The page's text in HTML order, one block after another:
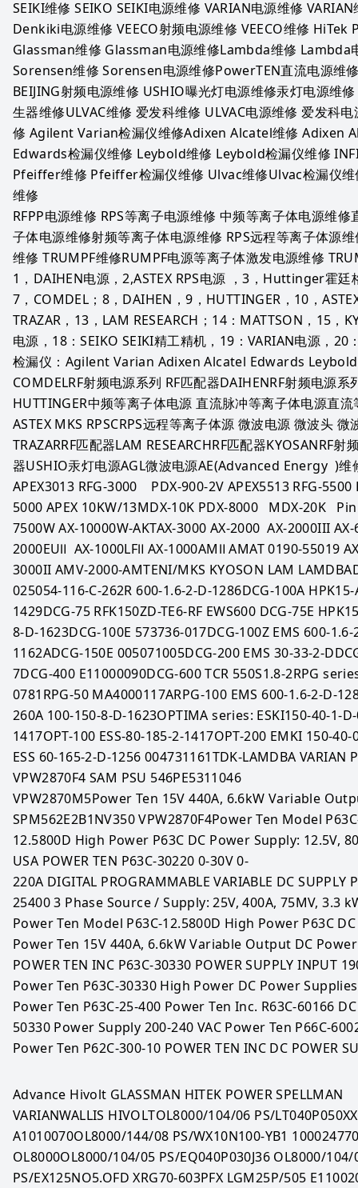
SEIKI维修 SEIKO SEIKI电源维修 VARIAN电源维修
Denkiki电源维修 VEECO射频电源维修 VEECO维修
Glassman维修 Glassman电源维修Lambda维修
Sorensen维修 Sorensen电源维修PowerTEN直流电源维
BEIJING射频电源维修 USHIO曝光灯电源维修汞灯电源维
生器维修ULVAC维修 爱发科维修 ULVAC电源维修 爱发科
修 Agilent Varian检漏仪维修Adixen Alcatel维修 Adixen
Edwards检漏仪维修 Leybold维修 Leybold检漏仪维修
Pfeiffer维修 Pfeiffer检漏仪维修 Ulvac维修Ulvac检漏仪
维修
RFPP电源维修 RPS等离子电源维修 中频等离子体电源维
子体电源维修射频等离子体电源维修 RPS远程等离子体源
维修 TRUMPF维修RUMPF电源等离子体激发电源维修
1，DAIHEN电源，2,ASTEX RPS电源 ，3，Huttinger霍
7，COMDEL；8，DAIHEN，9，HUTTINGER，10，
TRAZAR，13，LAM RESEARCH；14：MATTSON，15，
电源，18：SEIKO SEIKI精工精机，19：VARIAN电源，
检漏仪：Agilent Varian Adixen Alcatel Edwards
COMDELRF射频电源系列 RF匹配器DAIHENRF射频电源
HUTTINGER中频等离子体电源 直流脉冲等离子体电源直
ASTEX MKS RPSCRPS远程等离子体源 微波电源 微波头 微
TRAZARRF匹配器LAM RESEARCHRF匹配器KYOSANRF
器USHIO汞灯电源AGL微波电源AE(Advanced Energy  )维
APEX3013 RFG-3000    PDX-900-2V APEX5513 RFG-
5000 APEX 10KW/13MDX-10K PDX-8000   MDX-20K
7500W AX-10000W-AKTAX-3000 AX-2000  AX-2000III
2000EUⅡ  AX-1000LFⅡ AX-1000AMⅡ AMAT 0190-55019
3000II AMV-2000-AMTENI/MKS KYOSON LAM
025054-116-C-262R 600-1.6-2-D-1286DCG-100A
1429DCG-75 RFK150ZD-TE6-RF EWS600 DCG-75E
8-D-1623DCG-100E 573736-017DCG-100Z EMS 600-1.6-
1162ADCG-150E 005071005DCG-200 EMS 30-33-2-
7DCG-400 E11000090DCG-600 TCR 550S1.8-2RPG
0781RPG-50 MA4000117ARPG-100 EMS 600-1.6-2-D-
260A 100-150-8-D-1623OPTIMA series: ESKI150-40-1-
1417OPT-100 ESS-80-185-2-1417OPT-200 EMKI 150-
ESS 60-165-2-D-1256 004731161TDK-LAMDBA VARIAN
VPW2870F4 SAM PSU 546PE5311046
VPW2870M5Power Ten 15V 440A, 6.6kW Variable
SPM562E2B1NV350 VPW2870F4Power Ten Model
12.5800D High Power P63C DC Power Supply: 12.5V,
USA POWER TEN P63C-30220 0-30V 0-
220A DIGITAL PROGRAMMABLE VARIABLE DC SUPPLY
25400 3 Phase Source / Supply: 25V, 400A, 75MV, 3.3
Power Ten Model P63C-12.5800D High Power P63C
Power Ten 15V 440A, 6.6kW Variable Output DC
POWER TEN INC P63C-30330 POWER SUPPLY INPUT
Power Ten P63C-30330 High Power DC Power
Power Ten P63C-25-400 Power Ten Inc. R63C-60166
50330 Power Supply 200-240 VAC Power Ten P66C-
Power Ten P62C-300-10 POWER TEN INC DC POWER
Advance Hivolt GLASSMAN HITEK POWER SPELLMAN
VARIANWALLIS HIVOLTOL8000/104/06 PS/
A1010070OL8000/144/08 PS/WX10N100-YB1
OL8000OL8000/104/05 PS/EQ040P030J36 OL8000/
PS/EX125NO5.OFD XRG70-603PFX LGM25P/505